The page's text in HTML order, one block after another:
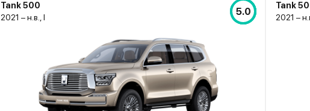
Tank 500
2021 – н.в., I
5.0
Tank
2021 –